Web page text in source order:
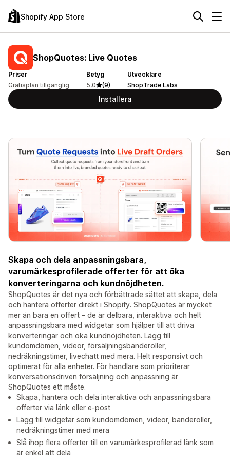
Shopify App Store
ShopQuotes: Live Quotes
Priser
Gratisplan tillgänglig
Betyg
5,0
(9)
Utvecklare
ShopTrade Labs
Installera
Skapa och dela anpassningsbara,
varumärkesprofilerade offerter för att öka
konverteringarna och kundnöjdheten.
ShopQuotes är det nya och förbättrade sättet att skapa, dela
och hantera offerter direkt i Shopify. ShopQuotes är mycket
mer än bara en offert – de är delbara, interaktiva och helt
anpassningsbara med widgetar som hjälper till att driva
konverteringar och öka kundnöjdheten. Lägg till
kundomdömen, videor, försäljningsbanderoller,
nedräkningstimer, livechatt med mera. Helt responsivt och
optimerat för alla enheter. För handlare som prioriterar
konversationsdriven försäljning och anpassning är
ShopQuotes ett måste.
Skapa, hantera och dela interaktiva och anpassningsbara
offerter via länk eller e-post
Lägg till widgetar som kundomdömen, videor, banderoller,
nedräkningstimer med mera
Slå ihop flera offerter till en varumärkesprofilerad länk som
är enkel att dela